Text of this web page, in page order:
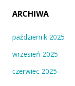
ARCHIWA
październik 2025
wrzesień 2025
czerwiec 2025